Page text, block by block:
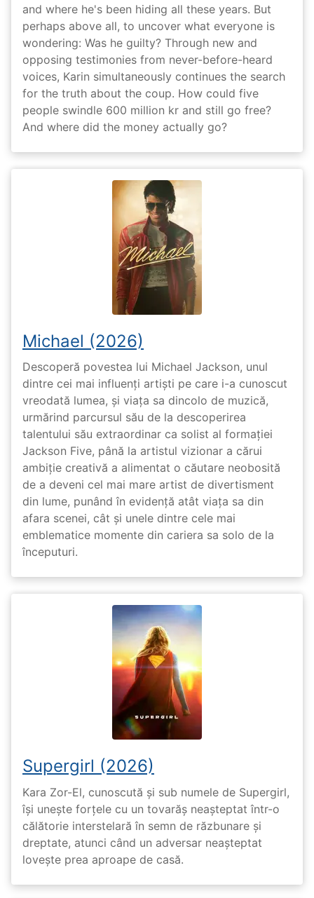
and where he's been hiding all these years. But
perhaps above all, to uncover what everyone is
wondering: Was he guilty? Through new and
opposing testimonies from never-before-heard
voices, Karin simultaneously continues the search
for the truth about the coup. How could five
people swindle 600 million kr and still go free?
And where did the money actually go?
Michael (2026)
Descoperă povestea lui Michael Jackson, unul
dintre cei mai influenți artiști pe care i-a cunoscut
vreodată lumea, și viața sa dincolo de muzică,
urmărind parcursul său de la descoperirea
talentului său extraordinar ca solist al formației
Jackson Five, până la artistul vizionar a cărui
ambiție creativă a alimentat o căutare neobosită
de a deveni cel mai mare artist de divertisment
din lume, punând în evidență atât viața sa din
afara scenei, cât și unele dintre cele mai
emblematice momente din cariera sa solo de la
începuturi.
Supergirl (2026)
Kara Zor-El, cunoscută și sub numele de Supergirl,
își unește forțele cu un tovarăș neașteptat într-o
călătorie interstelară în semn de răzbunare și
dreptate, atunci când un adversar neașteptat
lovește prea aproape de casă.